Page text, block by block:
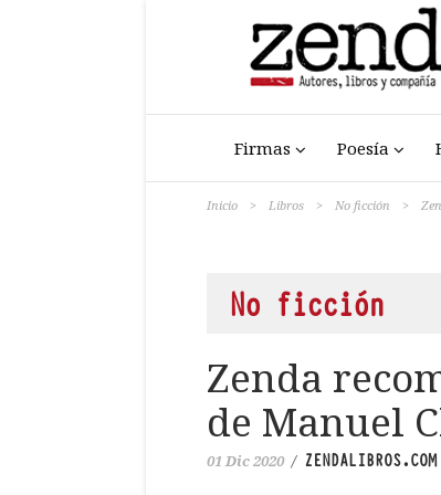
Firmas Poesía
Inicio > Libros > No ficción >
No ficción
Zenda
de Manuel
01 Dic 2020 / ZENDALIBROS.COM